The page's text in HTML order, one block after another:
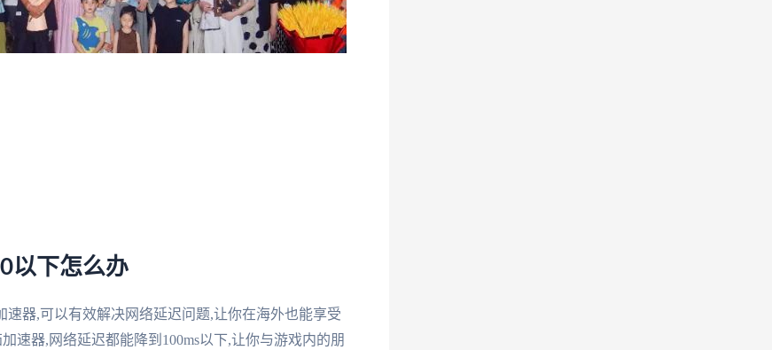
以下怎么办
器,可以有效解决网络延迟问题,让你在海外也能享受
速器,网络延迟都能降到100ms以下,让你与游戏内的朋